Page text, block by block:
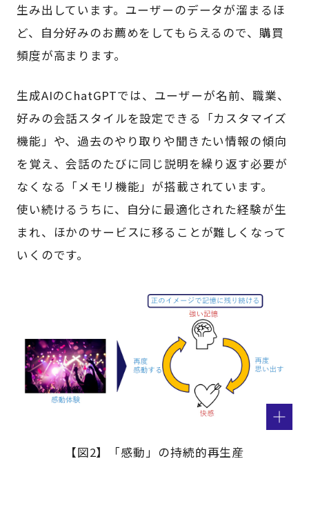
生み出しています。ユーザーのデータが溜まるほ
ど、自分好みのお薦めをしてもらえるので、購買
頻度が高まります。
生成AIのChatGPTでは、ユーザーが名前、職業、
好みの会話スタイルを設定できる「カスタマイズ
機能」や、過去のやり取りや聞きたい情報の傾向
を覚え、会話のたびに同じ説明を繰り返す必要が
なくなる「メモリ機能」が搭載されています。
使い続けるうちに、自分に最適化された経験が生
まれ、ほかのサービスに移ることが難しくなって
いくのです。
【図2】「感動」の持続的再生産